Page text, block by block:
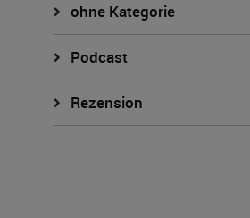
ohne Kategorie
Podcast
Rezension